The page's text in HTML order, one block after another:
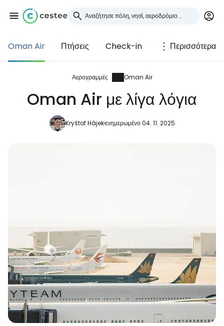
Oman Air Πτήσεις Check-in Περισσότερα
Αερογραμμές Oman Air
Oman Air με λίγα λόγια
Kryštof Hájekενημερωμένο 04. 11. 2025
Συνδεθείτε στο Cestee
... η παγκόσμια ταξιδιωτική κοινότητα
Συνεχίστε με την Google